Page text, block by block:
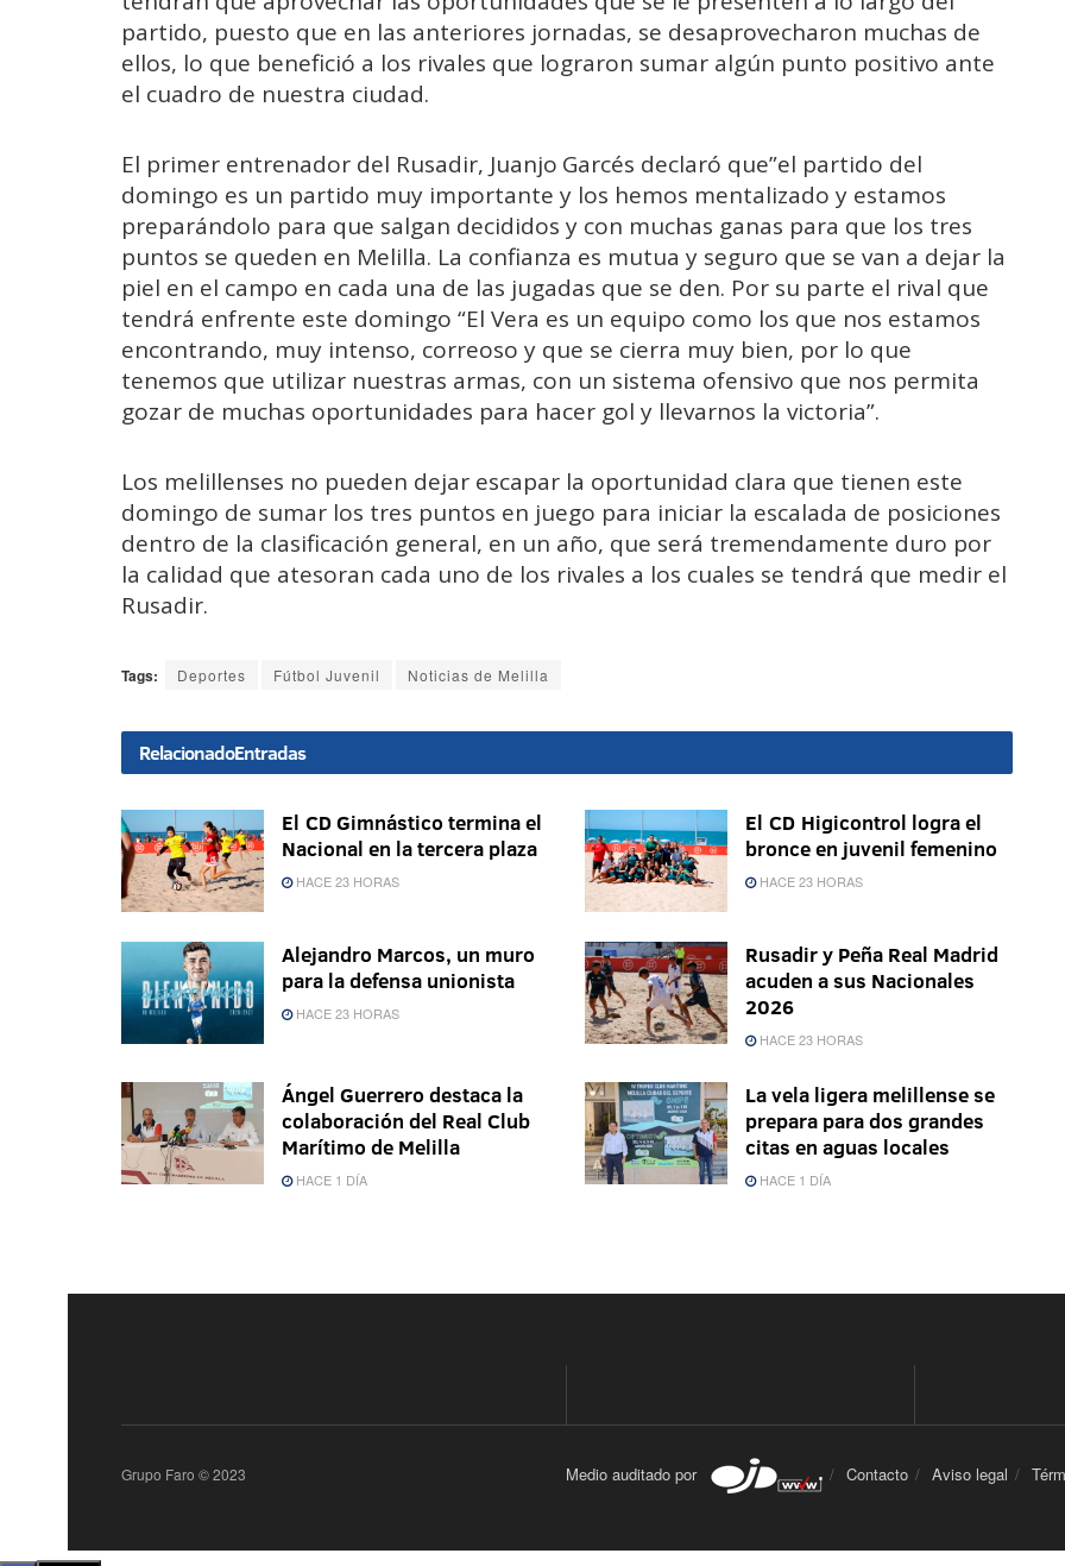
partido, puesto que en las anteriores jornadas, se desaprovecharon muchas de
ellos, lo que benefició a los rivales que lograron sumar algún punto positivo ante
el cuadro de nuestra ciudad.
El primer entrenador del Rusadir, Juanjo Garcés declaró que”el partido del
domingo es un partido muy importante y los hemos mentalizado y estamos
preparándolo para que salgan decididos y con muchas ganas para que los tres
puntos se queden en Melilla. La confianza es mutua y seguro que se van a dejar la
piel en el campo en cada una de las jugadas que se den. Por su parte el rival que
tendrá enfrente este domingo “El Vera es un equipo como los que nos estamos
encontrando, muy intenso, correoso y que se cierra muy bien, por lo que
tenemos que utilizar nuestras armas, con un sistema ofensivo que nos permita
gozar de muchas oportunidades para hacer gol y llevarnos la victoria”.
Los melillenses no pueden dejar escapar la oportunidad clara que tienen este
domingo de sumar los tres puntos en juego para iniciar la escalada de posiciones
dentro de la clasificación general, en un año, que será tremendamente duro por
la calidad que atesoran cada uno de los rivales a los cuales se tendrá que medir el
Rusadir.
Tags: Deportes Fútbol Juvenil Noticias de Melilla
RelacionadoEntradas
El CD Gimnástico termina el
Nacional en la tercera plaza
HACE 23 HORAS
El CD Higicontrol logra el
bronce en juvenil femenino
HACE 23 HORAS
Alejandro Marcos, un muro
para la defensa unionista
HACE 23 HORAS
Rusadir y Peña Real Madrid
acuden a sus Nacionales
2026
HACE 23 HORAS
Ángel Guerrero destaca la
colaboración del Real Club
Marítimo de Melilla
HACE 1 DÍA
La vela ligera melillense se
prepara para dos grandes
citas en aguas locales
HACE 1 DÍA
Medio auditado por Contacto Aviso legal
Grupo Faro © 2023